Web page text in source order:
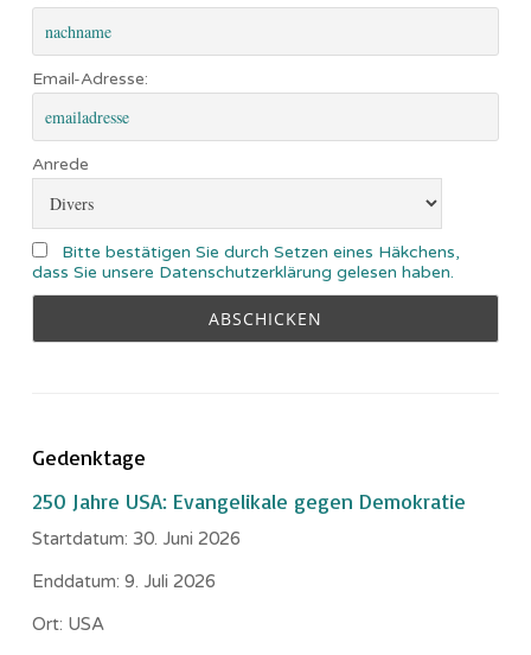
Email-Adresse:
Anrede
Bitte bestätigen Sie durch Setzen eines Häkchens,
dass Sie unsere Datenschutzerklärung gelesen haben.
Gedenktage
250 Jahre USA: Evangelikale gegen Demokratie
Startdatum: 30. Juni 2026
Enddatum: 9. Juli 2026
Ort: USA